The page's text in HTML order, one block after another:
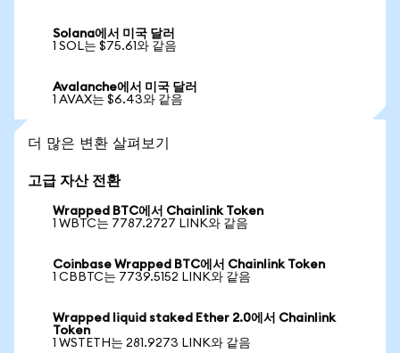
Solana에서 미국 달러
1 SOL는 $75.61와 같음
Avalanche에서 미국 달러
1 AVAX는 $6.43와 같음
더 많은 변환 살펴보기
고급 자산 전환
Wrapped BTC에서 Chainlink Token
1 WBTC는 7787.2727 LINK와 같음
Coinbase Wrapped BTC에서 Chainlink Token
1 CBBTC는 7739.5152 LINK와 같음
Wrapped liquid staked Ether 2.0에서 Chainlink
Token
1 WSTETH는 281.9273 LINK와 같음